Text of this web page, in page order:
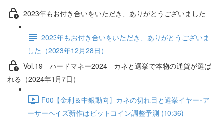
2023年もお付き合いをいただき、ありがとうございました
2023年もお付き合いをいただき、ありがとうございま
した（2023年12月28日）
Vol.19 ハードマネー2024―カネと選挙で本物の通貨が選ば
れる（2024年1月7日）
F00【金利＆中銀動向】カネの切れ目と選挙イヤー･ア
ーサーヘイズ新作はビットコイン調整予測 (10:36)